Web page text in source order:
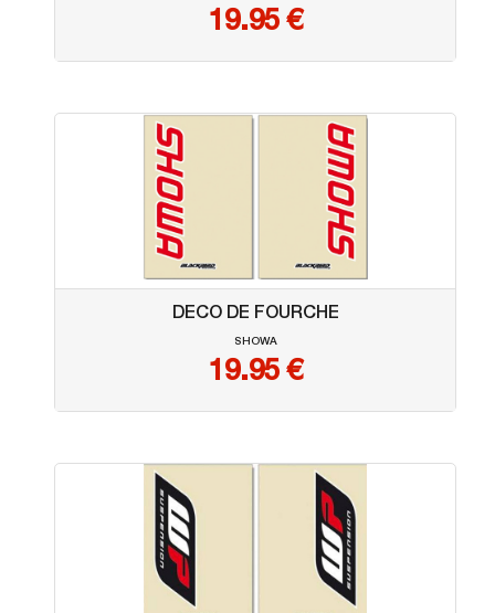
19.95€
DECO DE FOURCHE
SHOWA
19.95€